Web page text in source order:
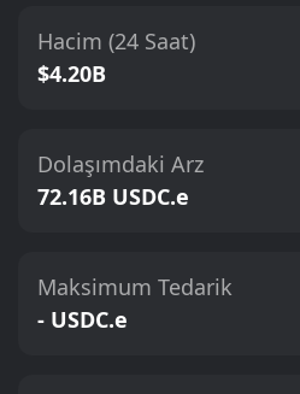
Hacim (24 Saat)
$4.20B
Dolaşımdaki Arz
72.16B USDC.e
Maksimum Tedarik
- USDC.e